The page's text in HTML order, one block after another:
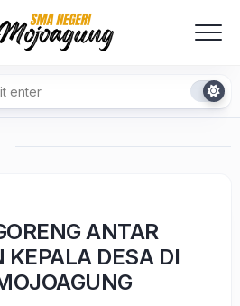
ANTAR
DESA DI